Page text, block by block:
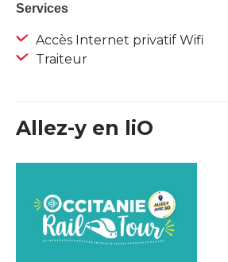
Services
Accès Internet privatif Wifi
Traiteur
Allez-y en liO